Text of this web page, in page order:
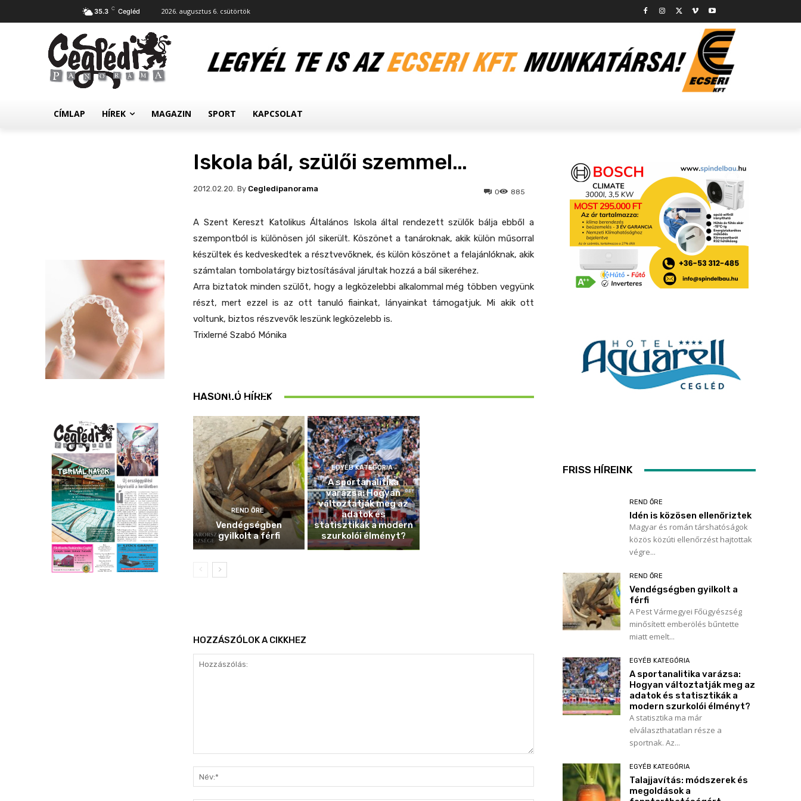
35.3 C Cegléd 2026. augusztus 6. csütörtök
CÍMLAP HÍREK MAGAZIN SPORT KAPCSOLAT
Iskola bál, szülői szemmel…
2012.02.20. 885
0
By Cegledipanorama
A Szent Kereszt Katolikus Általános Iskola által rendezett szülők bálja ebből a
szempontból is különösen jól sikerült. Köszönet a tanároknak, akik külön műsorral
készültek és kedveskedtek a résztvevőknek, és külön köszönet a felajánlóknak, akik
számtalan tombolatárgy biztosításával járultak hozzá a bál sikeréhez.
Arra biztatok minden szülőt, hogy a legközelebbi alkalommal még többen vegyünk
részt, mert ezzel is az ott tanuló fiainkat, lányainkat támogatjuk. Mi akik ott
voltunk, biztos részvevők leszünk legközelebb is.
Trixlerné Szabó Mónika
HASONLÓ HÍREK
Idén is közösen
ellenőriztek
REND ŐRE
Vendégségben
gyilkolt a férfi
EGYÉB KATEGÓRIA
A sportanalitika
varázsa: Hogyan
változtatják meg az
adatok és
statisztikák a modern
szurkolói élményt?
HOZZÁSZÓLOK A CIKKHEZ
FRISS HÍREINK
REND ŐRE
Idén is közösen ellenőriztek
Magyar és román társhatóságok
közös közúti ellenőrzést hajtottak
végre...
REND ŐRE
Vendégségben gyilkolt a
férfi
A Pest Vármegyei Főügyészség
minősített emberölés bűntette
miatt emelt...
EGYÉB KATEGÓRIA
A sportanalitika varázsa:
Hogyan változtatják meg az
adatok és statisztikák a
modern szurkolói élményt?
A statisztika ma már
elválaszthatatlan része a
sportnak. Az...
EGYÉB KATEGÓRIA
Talajjavítás: módszerek és
megoldások a